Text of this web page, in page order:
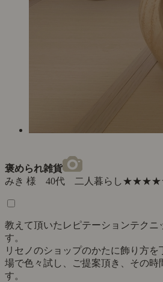
褒められ雑貨
みき 様 40代 二人暮らし
教えて頂いたレピテーションテクニ
す。
リセノのショップのかたに飾り方
場で色々試し、ご提案頂き、その時
す。